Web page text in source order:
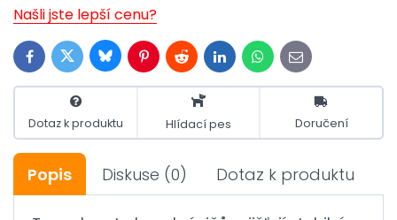
Našli jste lepší cenu?
FacebookTwitterBlueskyPinterestRedditLinkedInWhatsApp
E-
mail
Dotaz k produktu Hlídací pes Doručení
Popis Diskuse (0) Dotaz k produktu